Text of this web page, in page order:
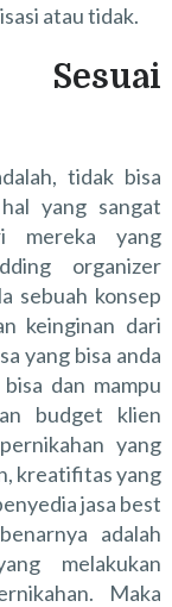
atau tidak.
tidak bisa
yang sangat
mereka yang
organizer
sebuah konsep
keinginan dari
yang bisa anda
dan mampu
budget klien
yang
kreatifitas yang
jasa best
adalah
melakukan
Maka